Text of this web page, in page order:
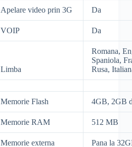
Apelare video prin 3G Da
VOIP Da
Limba
Romana,
Spaniola,
Rusa,
Memorie Flash 4GB, 2GB
Memorie RAM 512 MB
Memorie externa Pana la